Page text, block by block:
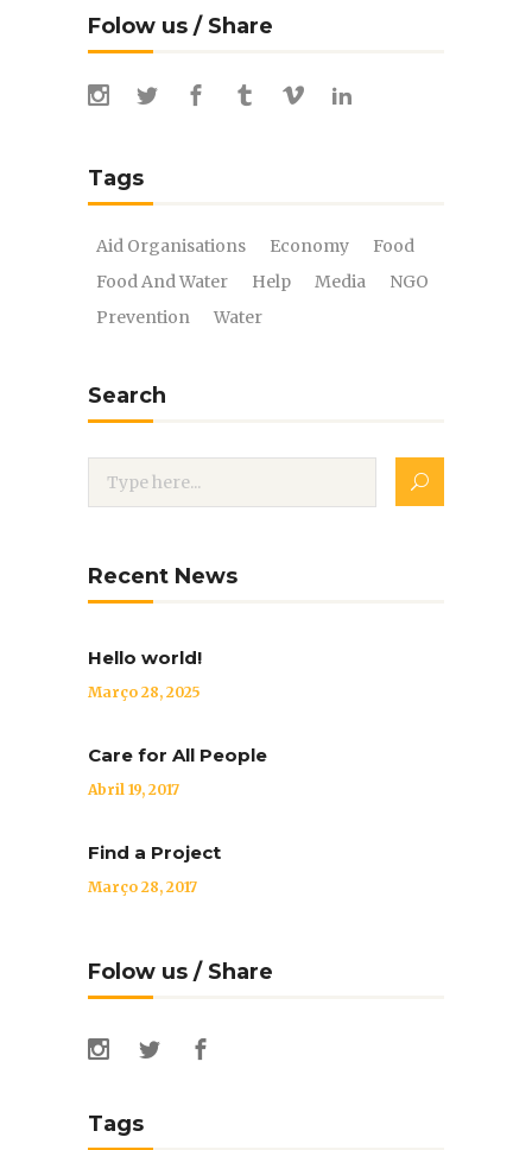
Folow us / Share
Tags
Aid Organisations Economy
Food
Food And Water
Help Media
NGO
Prevention
Water
Search
Recent News
Hello world!
Março 28, 2025
Care for All People
Abril 19, 2017
Find a Project
Março 28, 2017
Folow us / Share
Tags